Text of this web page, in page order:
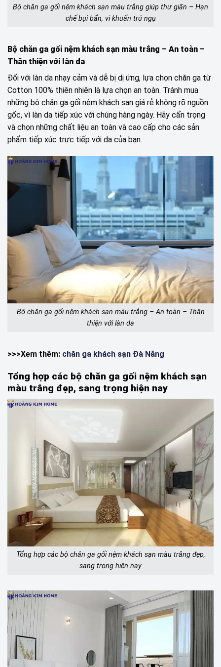
Bộ chăn ga gối nệm khách sạn màu trắng giúp thư giãn – Hạn
chế bụi bẩn, vi khuẩn trú ngụ
Bộ chăn ga gối nệm khách sạn màu trắng – An toàn –
Thân thiện với làn da
Đối với làn da nhạy cảm và dễ bị dị ứng, lựa chọn chăn ga từ
Cotton 100% thiên nhiên là lựa chọn an toàn. Tránh mua
những bộ chăn ga gối nệm khách sạn giá rẻ không rõ nguồn
gốc, vì làn da tiếp xúc với chúng hàng ngày. Hãy cẩn trọng
và chọn những chất liệu an toàn và cao cấp cho các sản
phẩm tiếp xúc trực tiếp với da của bạn.
Bộ chăn ga gối nệm khách sạn màu trắng – An toàn – Thân
thiện với làn da
>>>Xem thêm: chăn ga khách sạn Đà Nẵng
Tổng hợp các bộ chăn ga gối nệm khách sạn
màu trắng đẹp, sang trọng hiện nay
Tổng hợp các bộ chăn ga gối nệm khách sạn màu trắng đẹp,
sang trọng hiện nay